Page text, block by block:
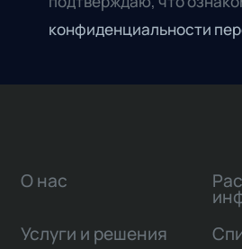
конфиденциальности
О нас
Услуги и решения